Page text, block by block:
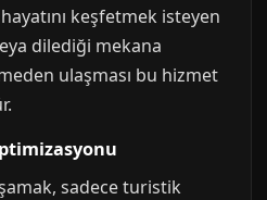
keşfetmek isteyen
dilediği mekana
ulaşması bu hizmet
sadece turistik